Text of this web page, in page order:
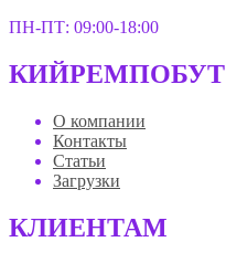
ПН-ПТ: 09:00-18:00
КИЙРЕМПОБУТ
О компании
Контакты
Статьи
Загрузки
КЛИЕНТАМ